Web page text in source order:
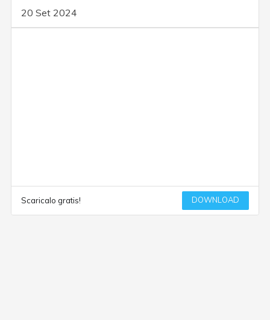
20 Set 2024
Scaricalo gratis! DOWNLOAD